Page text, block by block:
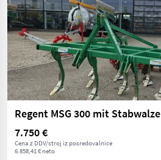
Regent MSG 300 mit Stabwalze
7.750 €
Cena z DDV/stroj iz posredovalnice
6.858,41 € neto